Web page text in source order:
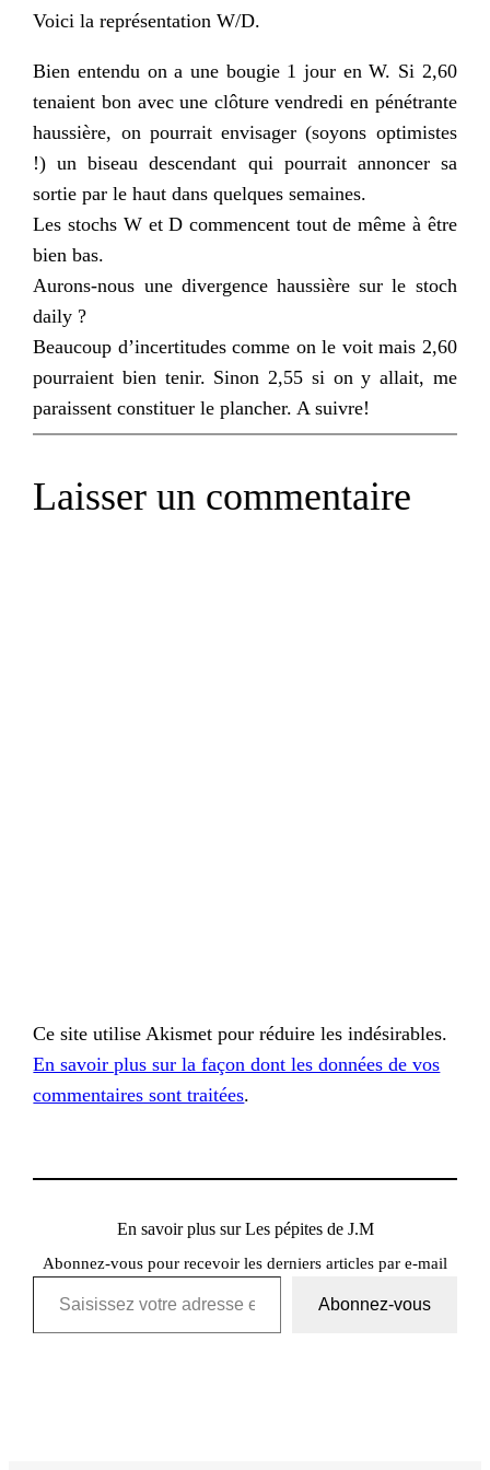
Voici la représentation W/D.
Bien entendu on a une bougie 1 jour en W. Si 2,60
tenaient bon avec une clôture vendredi en pénétrante
haussière, on pourrait envisager (soyons optimistes
!) un biseau descendant qui pourrait annoncer sa
sortie par le haut dans quelques semaines.
Lesstochs W et D commencent tout de même à être
bien bas.
Aurons-nous une divergence haussière sur le stoch
daily ?
Beaucoup d’incertitudes comme on le voit mais 2,60
pourraient bien tenir. Sinon 2,55 si on y allait, me
paraissent constituer le plancher. A suivre!
Laisser un commentaire
Ce site utilise Akismet pour réduire les indésirables.
En savoir plus sur la façon dont les données de vos
commentaires sont traitées.
En savoir plus sur Les pépites de J.M
Abonnez-vous pour recevoir les derniers articles par e-mail
Saisissez votre adresse e-mail…
Abonnez-vous